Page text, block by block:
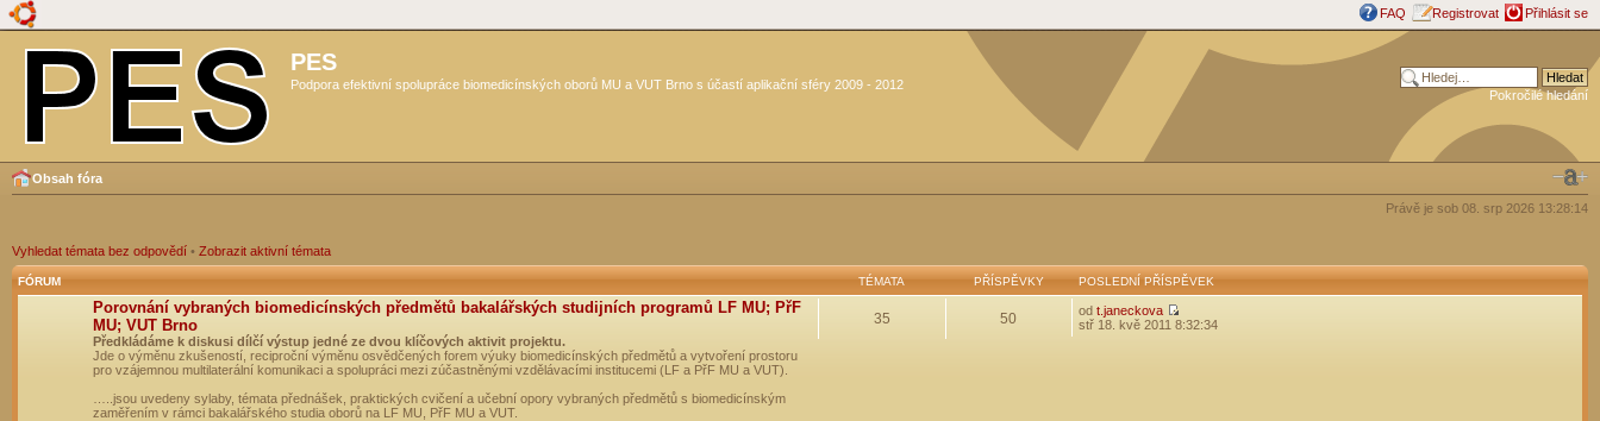
FAQ Registrovat Přihlásit se
PES
Podpora efektivní spolupráce biomedicínských oborů MU a VUT Brno s účastí aplikační sféry 2009 - 2012
Pokročilé hledání
Obsah fóra
Právě je sob 08. srp 2026 13:28:14
Vyhledat témata bez odpovědí • Zobrazit aktivní témata
FÓRUM TÉMATA PŘÍSPĚVKY POSLEDNÍ PŘÍSPĚVEK
Porovnání vybraných biomedicínských předmětů bakalářských studijních programů LF MU; PřF
MU; VUT Brno
Předkládáme k diskusi dílčí výstup jedné ze dvou klíčových aktivit projektu.
Jde o výměnu zkušeností, reciproční výměnu osvědčených forem výuky biomedicínských předmětů a vytvoření prostoru
pro vzájemnou multilaterální komunikaci a spolupráci mezi zúčastněnými vzdělávacími institucemi (LF a PřF MU a VUT).
…..jsou uvedeny sylaby, témata přednášek, praktických cvičení a učební opory vybraných předmětů s biomedicínským
zaměřením v rámci bakalářského studia oborů na LF MU, PřF MU a VUT.
35 50 od t.janeckova
stř 18. kvě 2011 8:32:34